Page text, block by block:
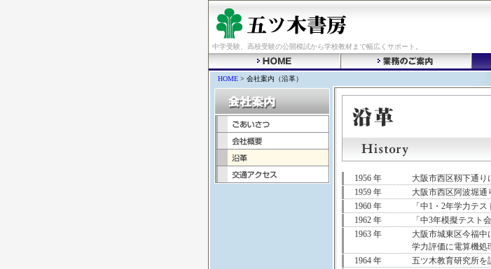
中学受験、高校受験の公開模試から学校教材まで幅広くサポート。
HOME > 会社案内（沿革）
1956 年
大阪市西区靱下通り
1959 年
大阪市西区阿波堀通
1960 年
「中1・2年学力テス
1962 年
「中3年模擬テスト
1963 年
大阪市城東区今福中
学力評価に電算機処
1964 年
五ツ木教育研究所を